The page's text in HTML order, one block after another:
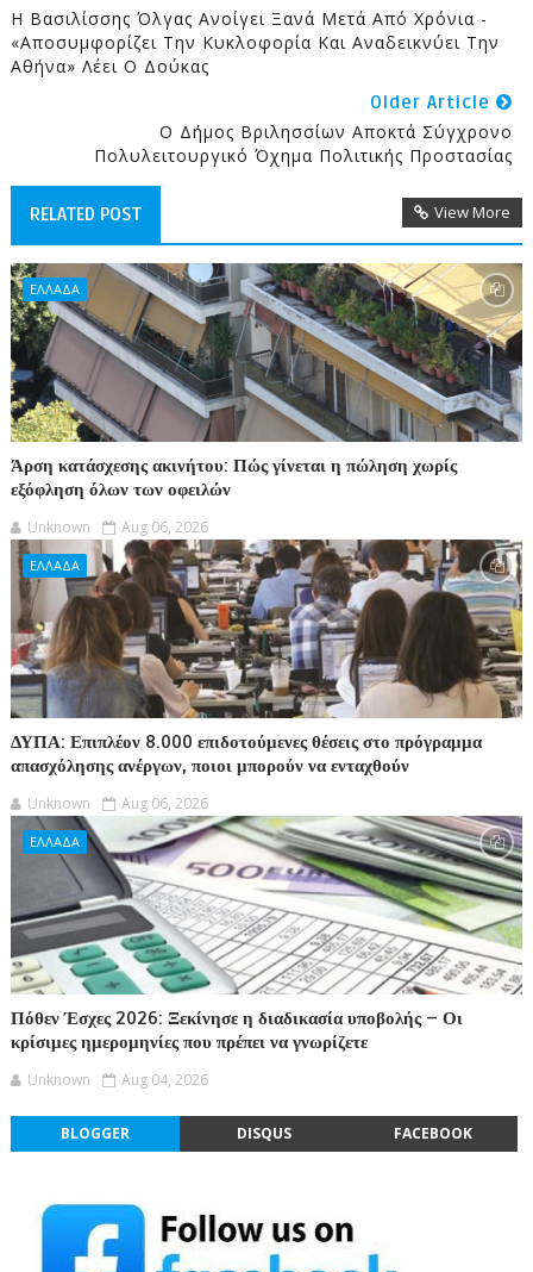
Η Βασιλίσσης Όλγας Ανοίγει Ξανά Μετά Από Χρόνια -
«Αποσυμφορίζει Την Κυκλοφορία Και Αναδεικνύει Την
Αθήνα» Λέει Ο Δούκας
Older Article
Ο Δήμος Βριλησσίων Αποκτά Σύγχρονο
Πολυλειτουργικό Όχημα Πολιτικής Προστασίας
RELATED POST View More
ΕΛΛΑΔΑ
Άρση κατάσχεσης ακινήτου: Πώς γίνεται η πώληση χωρίς
εξόφληση όλων των οφειλών
Unknown Aug 06, 2026
ΕΛΛΑΔΑ
ΔΥΠΑ: Επιπλέον 8.000 επιδοτούμενες θέσεις στο πρόγραμμα
απασχόλησης ανέργων, ποιοι μπορούν να ενταχθούν
Unknown Aug 06, 2026
ΕΛΛΑΔΑ
Πόθεν Έσχες 2026: Ξεκίνησε η διαδικασία υποβολής – Οι
κρίσιμες ημερομηνίες που πρέπει να γνωρίζετε
Unknown Aug 04, 2026
BLOGGER DISQUS FACEBOOK